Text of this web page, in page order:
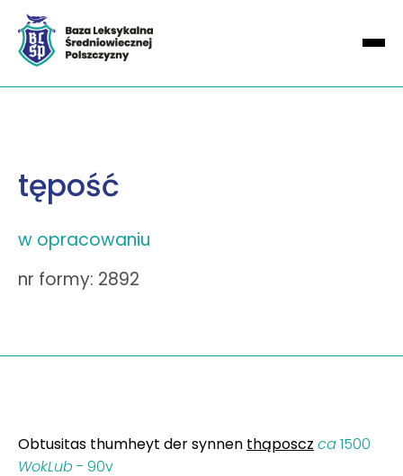
tępość
w opracowaniu
nr formy: 2892
Obtusitas thumheyt der synnen thąposcz ca1500
WokLub - 90v